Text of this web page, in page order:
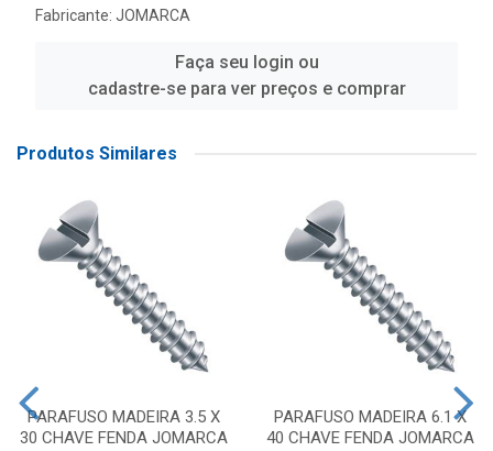
Fabricante: JOMARCA
Faça seu login ou
cadastre-se para ver preços e comprar
Produtos Similares
PARAFUSO MADEIRA 3.5 X
30 CHAVE FENDA JOMARCA
PARAFUSO MADEIRA 6.1 X
40 CHAVE FENDA JOMARCA